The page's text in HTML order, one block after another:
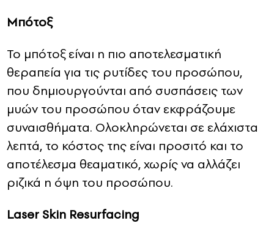
Μπότοξ
Το μπότοξ είναι η πιο αποτελεσματική
θεραπεία για τις ρυτίδες του προσώπου,
που δημιουργούνται από συσπάσεις των
μυών του προσώπου όταν εκφράζουμε
συναισθήματα. Ολοκληρώνεται σε ελάχιστα
λεπτά, το κόστος της είναι προσιτό και το
αποτέλεσμα θεαματικό, χωρίς να αλλάζει
ριζικά η όψη του προσώπου.
Laser Skin Resurfacing